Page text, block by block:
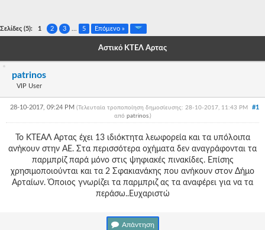
-
-
-
-
-
-
-
-
Σελίδες (5): 1 2 3 5 Επόμενο »
Αστικό ΚΤΕΛ Άρτας
patrinos
VIP User
#1
28-10-2017, 09:24 PM (Τελευταία τροποποίηση δημοσίευσης: 28-10-2017, 11:43 PM
από patrinos.)
Το ΚΤΕΑΛ Άρτας έχει 13 ιδιόκτητα λεωφορεία και τα υπόλοιπα
ανήκουν στην ΑΕ. Στα περισσότερα οχήματα δεν αναγράφονται τα
παρμπρίζ παρά μόνο στις ψηφιακές πινακίδες. Επίσης
χρησιμοποιούνται και τα 2 Σφακιανάκης που ανήκουν στον Δήμο
Αρταίων. Όποιος γνωρίζει τα παρμπριζ ας τα αναφέρει για να τα
περάσω..Ευχαριστώ
Απάντηση